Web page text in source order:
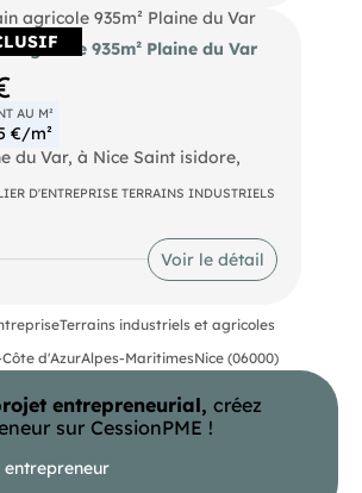
sur les risques auxquels ce bien
disponibles sur le site Géorisques :
fr.
636 - Greffe de NICE)
agricole 935m² Plaine du Var
AU M²
€/m²
du Var, à Nice Saint isidore,
plat de 935 m².
à la charge du vendeur.
disponibles sur le site Géorisques :
Entrepreneur Individuel - Réf.909944
D'ENTREPRISE TERRAINS INDUSTRIELS
Voir le détail
Terrains industriels et agricoles
d'AzurAlpes-MaritimesNice (06000)
entrepreneurial, créez
sur CessionPME !